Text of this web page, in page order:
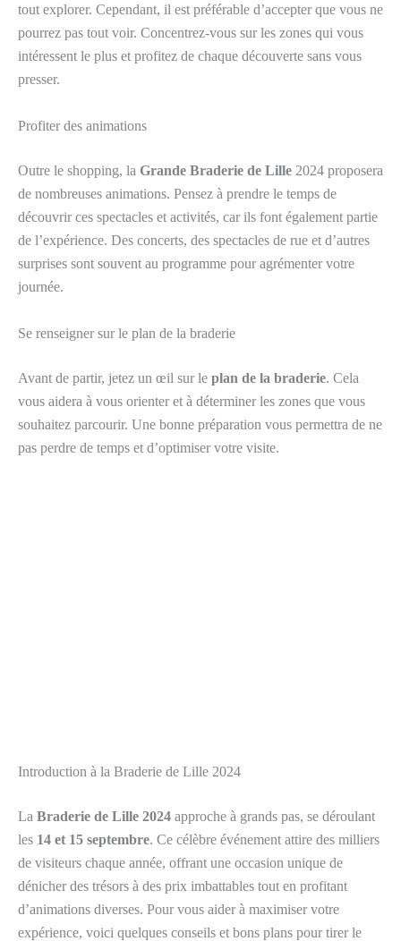
tout explorer. Cependant, il est préférable d’accepter que vous ne
pourrez pas tout voir. Concentrez-vous sur les zones qui vous
intéressent le plus et profitez de chaque découverte sans vous
presser.
Profiter des animations
Outre le shopping, la Grande Braderie de Lille 2024 proposera
de nombreuses animations. Pensez à prendre le temps de
découvrir ces spectacles et activités, car ils font également partie
de l’expérience. Des concerts, des spectacles de rue et d’autres
surprises sont souvent au programme pour agrémenter votre
journée.
Se renseigner sur le plan de la braderie
Avant de partir, jetez un œil sur le plan de la braderie. Cela
vous aidera à vous orienter et à déterminer les zones que vous
souhaitez parcourir. Une bonne préparation vous permettra de ne
pas perdre de temps et d’optimiser votre visite.
Introduction à la Braderie de Lille 2024
La Braderie de Lille 2024 approche à grands pas, se déroulant
les 14 et 15 septembre. Ce célèbre événement attire des milliers
de visiteurs chaque année, offrant une occasion unique de
dénicher des trésors à des prix imbattables tout en profitant
d’animations diverses. Pour vous aider à maximiser votre
expérience, voici quelques conseils et bons plans pour tirer le